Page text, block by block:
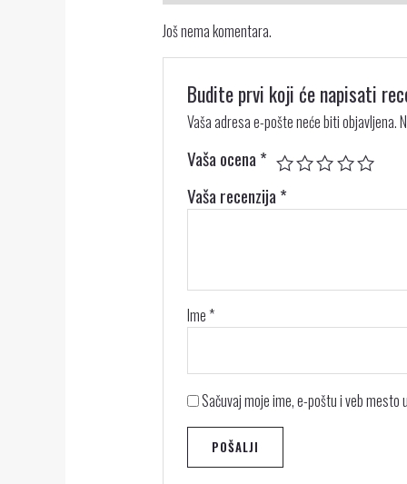
Još nema komentara.
Budite prvi koji će napisati
Vaša adresa e-pošte neće biti objavljena.
Vaša ocena*
Vaša recenzija*
Ime *
Sačuvaj moje ime, e-poštu i veb